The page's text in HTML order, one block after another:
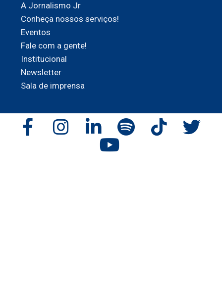
A Jornalismo Jr
Conheça nossos serviços!
Eventos
Fale com a gente!
Institucional
Newsletter
Sala de imprensa